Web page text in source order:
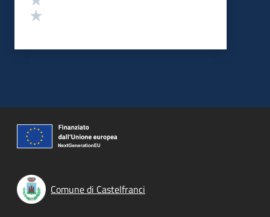
Comune di Castelfranci